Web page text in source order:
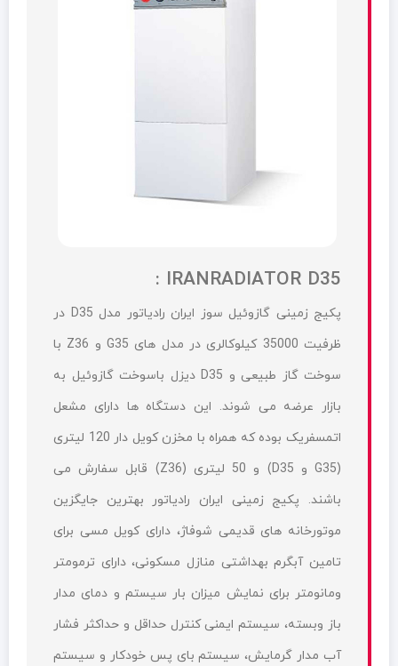
IRANRADIATOR D35 :
پکيج زمینی گازوئیل سوز ایران رادیاتور مدل D35 در
ظرفیت 35000 کیلوکالری در مدل های G35 و Z36 با
سوخت گاز طبیعی و D35 دیزل باسوخت گازوئیل به
بازار عرضه می شوند. این دستگاه ها دارای مشعل
اتمسفریک بوده که همراه با مخزن کویل دار 120 لیتری
(G35 و D35) و 50 لیتری (Z36) قابل سفارش می
باشند. پکیج زمینی ایران رادیاتور بهترین جایگزین
موتورخانه های قدیمی شوفاژ، دارای کویل مسی برای
تامین آبگرم بهداشتی منازل مسکونی، دارای ترمومتر
ومانومتر برای نمایش میزان بار سیستم و دمای مدار
باز وبسته، سیستم ایمنی کنترل حداقل و حداکثر فشار
آب مدار گرمایش، سیستم بای پس خودکار و سیستم